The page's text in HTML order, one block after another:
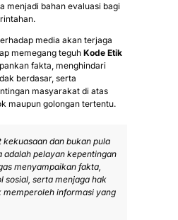
menjadi bahan evaluasi bagi
media akan terjaga
memegang teguhKode Etik
fakta, menghindari
berdasar, serta
masyarakat di atas
maupun golongan tertentu.
dan bukan pula
adalah pelayan kepentingan
menyampaikan fakta,
sosial, serta menjaga hak
informasi yang